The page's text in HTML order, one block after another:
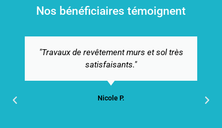
Nos bénéficiaires témoignent
et sol très
"Je suis ravie des travaux
bravo et merci beaucoup Agidom.
collaboratrices qui gèrent très
l’organisation et la comptabilité.